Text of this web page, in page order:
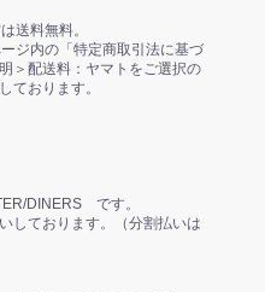
送料無料。
ジ内の「特定商取引法に基づ
＞配送料：ヤマトをご選択の
ております。
DINERS です。
しております。（分割払いは